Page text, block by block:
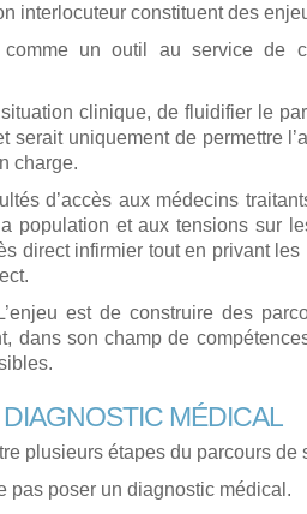
interlocuteur constituent des
un outil au service de
clinique, de fluidifier le
serait uniquement de permettre
charge.
d’accès aux médecins
population et aux tensions sur
direct infirmier tout en privant
est de construire des
dans son champ de
MÉDICAL
plusieurs étapes du parcours de
pas poser un diagnostic médical.